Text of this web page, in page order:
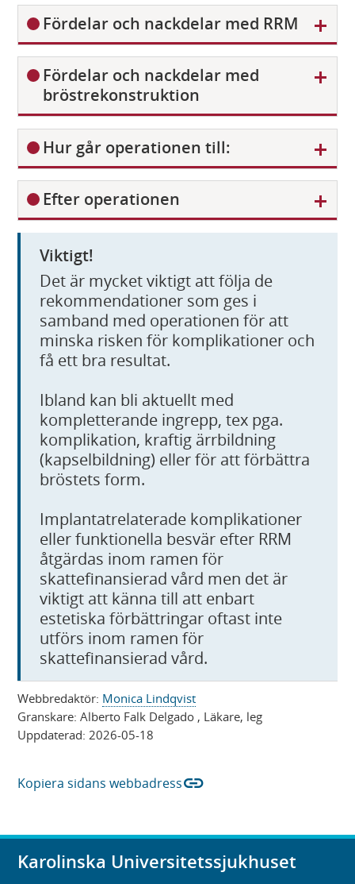
s
a
V
i
s
a
Fördelar och nackdelar med RRM
V
i
s
a
Fördelar och nackdelar med
bröstrekonstruktion
V
i
s
a
Hur går operationen till:
V
i
s
a
Efter operationen
Viktigt!
Det är mycket viktigt att följa de
rekommendationer som ges i
samband med operationen för att
minska risken för komplikationer och
få ett bra resultat.
Ibland kan bli aktuellt med
kompletterande ingrepp, tex pga.
komplikation, kraftig ärrbildning
(kapselbildning) eller för att förbättra
bröstets form.
Implantatrelaterade komplikationer
eller funktionella besvär efter RRM
åtgärdas inom ramen för
skattefinansierad vård men det är
viktigt att känna till att enbart
estetiska förbättringar oftast inte
utförs inom ramen för
skattefinansierad vård.
Webbredaktör: Monica Lindqvist
Granskare:Alberto Falk Delgado , Läkare, leg
Uppdaterad: 2026-05-18
Kopiera sidans webbadresslink
Karolinska Universitetssjukhuset